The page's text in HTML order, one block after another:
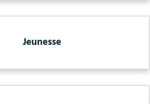
Jeunesse